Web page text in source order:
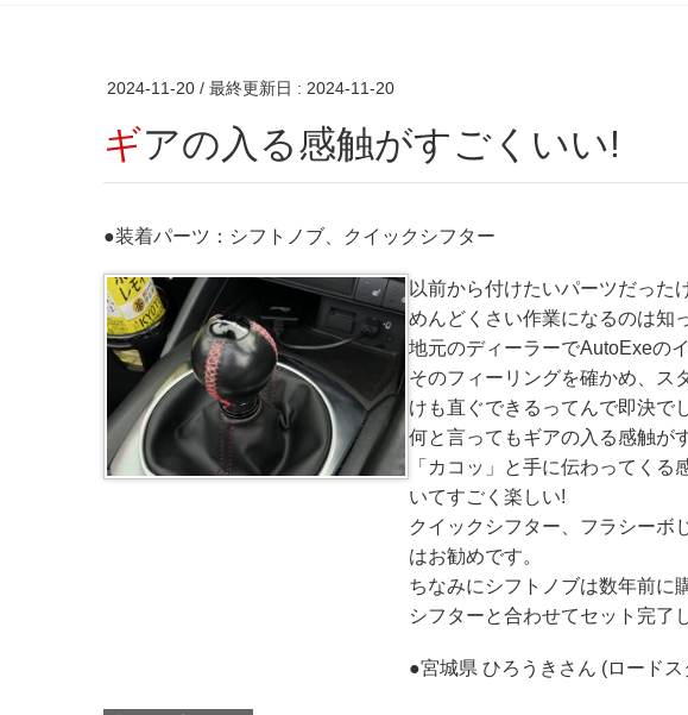
2024-11-20 / 最終更新日 : 2024-11-20
ギアの入る感触がすごくいい!
●装着パーツ：シフトノブ、クイックシフター
以前から付けたいパーツだった
めんどくさい作業になるのは知
地元のディーラーでAutoExeの
そのフィーリングを確かめ、ス
けも直ぐできるってんで即決で
何と言ってもギアの入る感触が
「カコッ」と手に伝わってく
いてすごく楽しい!
クイックシフター、フラシーボ
はお勧めです。
ちなみにシフトノブは数年前に
シフターと合わせてセット完了
●宮城県 ひろうきさん (ロード